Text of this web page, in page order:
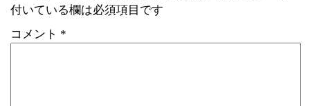
付いている欄は必須項目です
コメント *